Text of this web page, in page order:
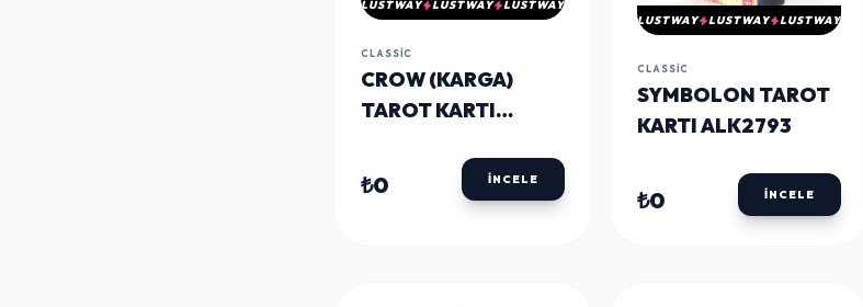
LUSTWAY LUSTWAY LUSTWAY
CLASSIC
CROW (KARGA)
TAROT KARTI
₺0 İNCELE
LUSTWAY LUSTWAY LUSTWAY
CLASSIC
SYMBOLON TAROT
KARTI ALK2793
₺0 İNCELE